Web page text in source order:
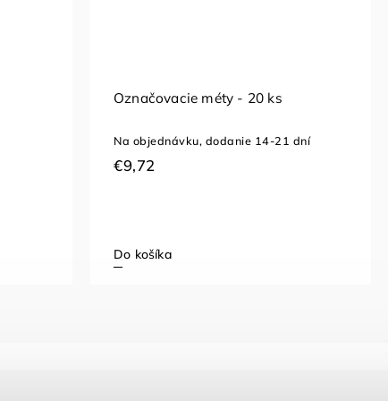
Označovacie méty - 20 ks
Na objednávku, dodanie 14-21 dní
€9,72
Do košíka